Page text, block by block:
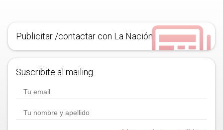
Publicitar /contactar con La Nación
Suscribite al mailing.